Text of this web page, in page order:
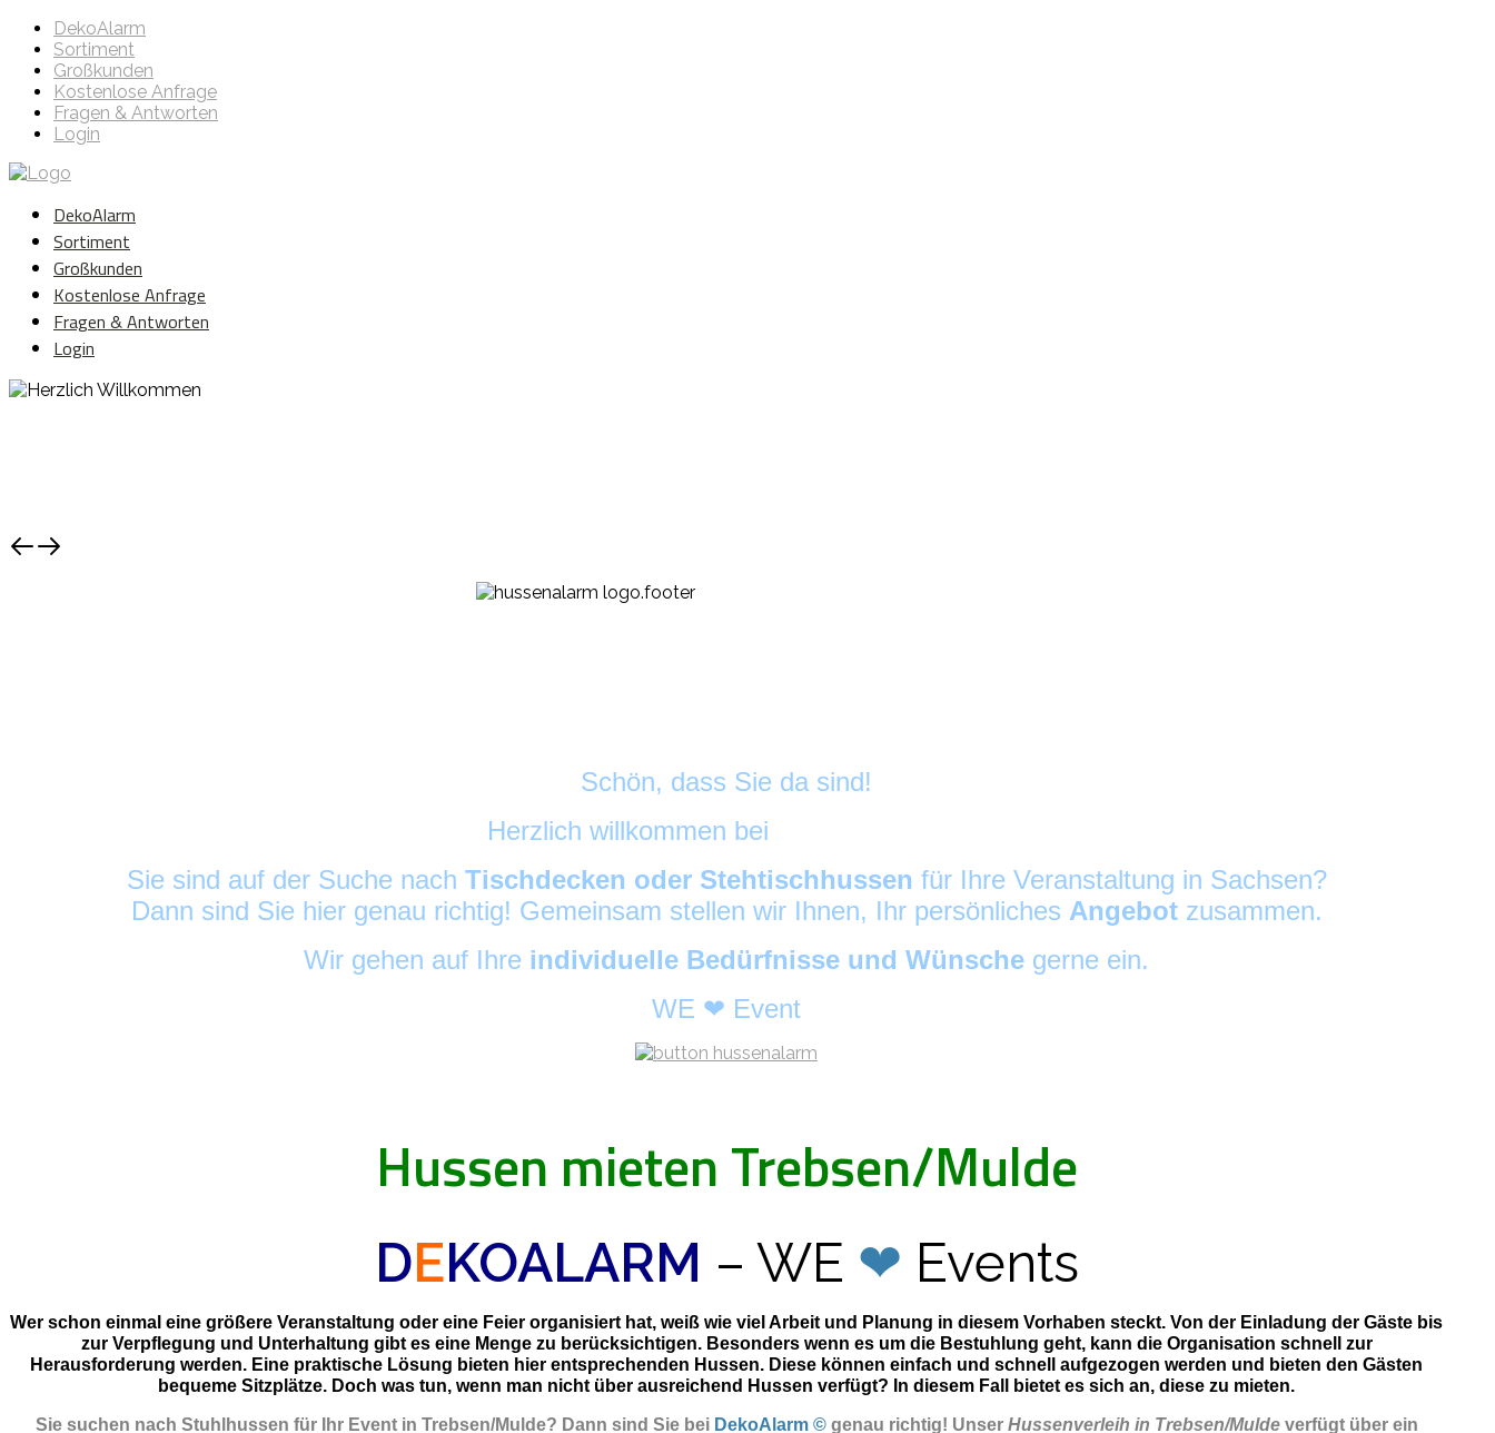
DekoAlarm
Sortiment
Großkunden
Kostenlose Anfrage
Fragen & Antworten
Login
DekoAlarm
Sortiment
Großkunden
Kostenlose Anfrage
Fragen & Antworten
Login
Schön, dass Sie da sind!
Herzlich willkommen bei
Sie sind auf der Suche nach Tischdecken oder Stehtischhussen für Ihre Veranstaltung in Sachsen?
Dann sind Sie hier genau richtig! Gemeinsam stellen wir Ihnen, Ihr persönliches Angebot zusammen.
Wir gehen auf Ihre individuelle Bedürfnisse und Wünsche gerne ein.
WE ❤ Event
Hussen mieten Trebsen/Mulde
DEKOALARM – WE ❤ Events
Wer schon einmal eine größere Veranstaltung oder eine Feier organisiert hat, weiß wie viel Arbeit und Planung in diesem Vorhaben steckt. Von der Einladung der Gäste bis
zur Verpflegung und Unterhaltung gibt es eine Menge zu berücksichtigen. Besonders wenn es um die Bestuhlung geht, kann die Organisation schnell zur
Herausforderung werden. Eine praktische Lösung bieten hier entsprechenden Hussen. Diese können einfach und schnell aufgezogen werden und bieten den Gästen
bequeme Sitzplätze. Doch was tun, wenn man nicht über ausreichend Hussen verfügt? In diesem Fall bietet es sich an, diese zu mieten.
Sie suchen nach Stuhlhussen für Ihr Event in Trebsen/Mulde? Dann sind Sie bei DekoAlarm © genau richtig! Unser Hussenverleih in Trebsen/Muldeverfügt über ein